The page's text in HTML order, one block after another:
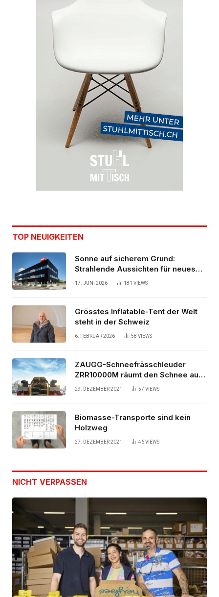
TOP NEUIGKEITEN
Sonne auf sicherem Grund:
Strahlende Aussichten für neues
Bürogebäude
17. JUNI 2026 181 VIEWS
Grösstes Inflatable-Tent der Welt
steht in der Schweiz
6. FEBRUAR 2026 58 VIEWS
ZAUGG-Schneefrässchleuder
ZRR10000M räumt den Schnee auf
schwedischen Gleisen
29. DEZEMBER 2021 57 VIEWS
Biomasse-Transporte sind kein
Holzweg
27. DEZEMBER 2021 46VIEWS
NICHT VERPASSEN